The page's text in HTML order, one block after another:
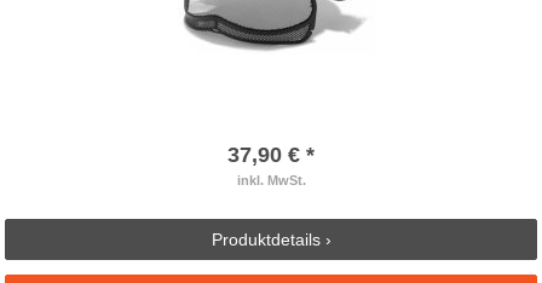
37,90 € *
inkl. MwSt.
Produktdetails ›